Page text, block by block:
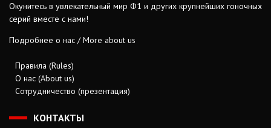
Окунитесь в увлекательный мир Ф1 и других крупнейших гоночных
серий вместе с нами!
Подробнее о нас / More about us
Правила (Rules)
О нас (About us)
Сотрудничество (презентация)
КОНТАКТЫ